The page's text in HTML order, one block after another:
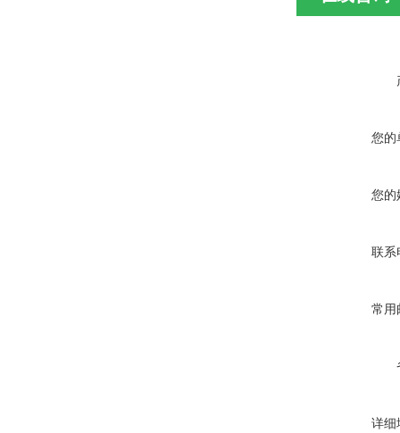
您的
您的
联系
常用
详细